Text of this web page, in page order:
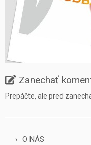
Zanechať
Prepáčte, ale pred
O NÁS